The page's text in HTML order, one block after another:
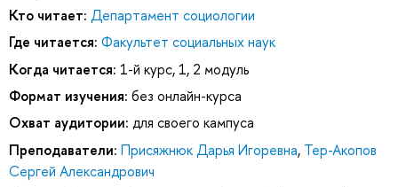
Кто читает: Департамент социологии
Где читается: Факультет социальных наук
Когда читается: 1-й курс, 1, 2 модуль
Формат изучения: без онлайн-курса
Охват аудитории: для своего кампуса
Преподаватели: Присяжнюк Дарья Игоревна, Тер-Акопов
Сергей Александрович